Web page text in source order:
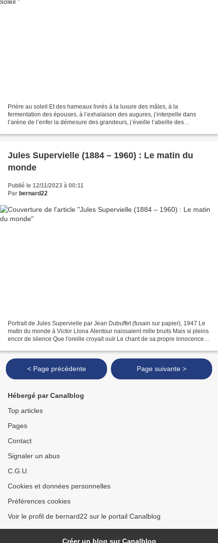
Prière au soleil Et des hameaux livrés à la luxure des mâles, à la
fermentation des épouses, à l’exhalaison des augures, j’interpelle dans
l’arène de l’enfer la démesure des grandeurs, j’éveille l’abeille des
Jules Supervielle (1884 – 1960) : Le matin du
monde
Publié le 12/11/2023 à 00:11
Par bernard22
Portrait de Jules Supervielle par Jean Dubuffet (fusain sur papier), 1947 Le
matin du monde à Victor Llona Alentour naissaient mille bruits Mais si pleins
encor de silence Que l'oreille croyait ouïr Le chant de sa propre innocence.
< Page précédente Page suivante >
Hébergé par Canalblog
Top articles
Pages
Contact
Signaler un abus
C.G.U.
Cookies et données personnelles
Préférences cookies
Voir le profil de bernard22 sur le portail Canalblog
Créer un blog sur Canalblog